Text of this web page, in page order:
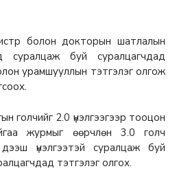
болон докторын шатлалын
суралцаж буй суралцагчдад
урамшууллын тэтгэлэг олгож
голчийг 2.0 үнэлгээгээр тооцон
журмыг өөрчлөн 3.0 голч
үнэлгээтэй суралцаж буй
тэтгэлэг олгох.